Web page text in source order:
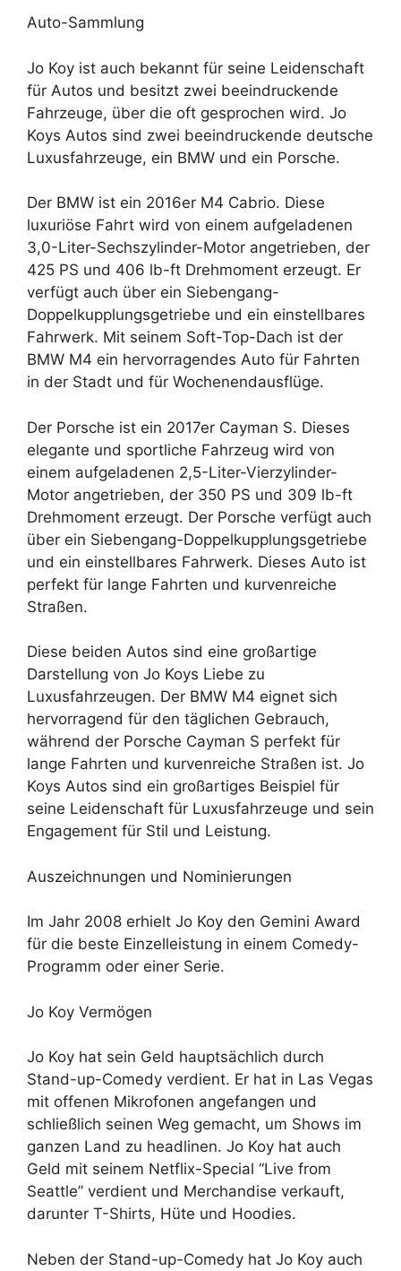
Auto-Sammlung
Jo Koy ist auch bekannt für seine Leidenschaft
für Autos und besitzt zwei beeindruckende
Fahrzeuge, über die oft gesprochen wird. Jo
Koys Autos sind zwei beeindruckende deutsche
Luxusfahrzeuge, ein BMW und ein Porsche.
Der BMW ist ein 2016er M4 Cabrio. Diese
luxuriöse Fahrt wird von einem aufgeladenen
3,0-Liter-Sechszylinder-Motor angetrieben, der
425 PS und 406 lb-ft Drehmoment erzeugt. Er
verfügt auch über ein Siebengang-
Doppelkupplungsgetriebe und ein einstellbares
Fahrwerk. Mit seinem Soft-Top-Dach ist der
BMW M4 ein hervorragendes Auto für Fahrten
in der Stadt und für Wochenendausflüge.
Der Porsche ist ein 2017er Cayman S. Dieses
elegante und sportliche Fahrzeug wird von
einem aufgeladenen 2,5-Liter-Vierzylinder-
Motor angetrieben, der 350 PS und 309 lb-ft
Drehmoment erzeugt. Der Porsche verfügt auch
über ein Siebengang-Doppelkupplungsgetriebe
und ein einstellbares Fahrwerk. Dieses Auto ist
perfekt für lange Fahrten und kurvenreiche
Straßen.
Diese beiden Autos sind eine großartige
Darstellung von Jo Koys Liebe zu
Luxusfahrzeugen. Der BMW M4 eignet sich
hervorragend für den täglichen Gebrauch,
während der Porsche Cayman S perfekt für
lange Fahrten und kurvenreiche Straßen ist. Jo
Koys Autos sind ein großartiges Beispiel für
seine Leidenschaft für Luxusfahrzeuge und sein
Engagement für Stil und Leistung.
Auszeichnungen und Nominierungen
Im Jahr 2008 erhielt Jo Koy den Gemini Award
für die beste Einzelleistung in einem Comedy-
Programm oder einer Serie.
Jo Koy Vermögen
Jo Koy hat sein Geld hauptsächlich durch
Stand-up-Comedy verdient. Er hat in Las Vegas
mit offenen Mikrofonen angefangen und
schließlich seinen Weg gemacht, um Shows im
ganzen Land zu headlinen. Jo Koy hat auch
Geld mit seinem Netflix-Special “Live from
Seattle” verdient und Merchandise verkauft,
darunter T-Shirts, Hüte und Hoodies.
Neben der Stand-up-Comedy hat Jo Koy auch